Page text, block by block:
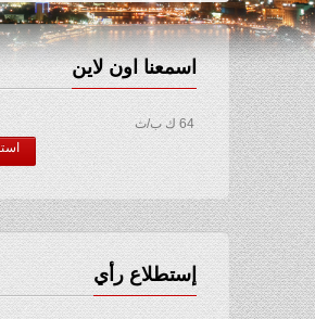
اسمعنا اون لاين
64 ك ب/ث
استمع الآن
إستطلاع رأي